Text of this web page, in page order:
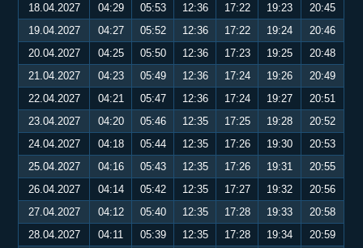
18.04.2027
04:29 05:53 12:36 17:22 19:23
20:45
19.04.2027
04:27 05:52 12:36 17:22 19:24
20:46
20.04.2027
04:25 05:50 12:36 17:23 19:25
20:48
21.04.2027
04:23 05:49 12:36 17:24 19:26
20:49
22.04.2027
04:21 05:47 12:36 17:24 19:27
20:51
23.04.2027
04:20 05:46 12:35 17:25 19:28
20:52
24.04.2027
04:18 05:44 12:35 17:26 19:30
20:53
25.04.2027
04:16 05:43 12:35 17:26 19:31
20:55
26.04.2027
04:14 05:42 12:35 17:27 19:32
20:56
27.04.2027
04:12 05:40 12:35 17:28 19:33
20:58
28.04.2027
04:11 05:39 12:35 17:28 19:34
20:59